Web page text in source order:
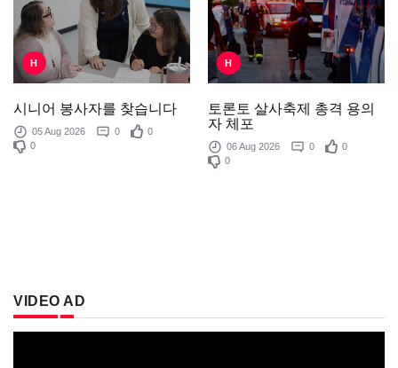
H
시니어 봉사자를 찾습니다
05 Aug 2026 0
0
0
H
토론토 살사축제 총격 용의
자 체포
06 Aug 2026 0
0
0
VIDEO AD